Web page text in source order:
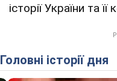
історії України та
Головні історії дня